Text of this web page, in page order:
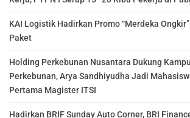
KAI Logistik Hadirkan Promo “Merdeka
Paket
Holding Perkebunan Nusantara Dukung
Perkebunan, Arya Sandhiyudha Jadi
Pertama Magister ITSI
Hadirkan BRIF Sunday Auto Corner, BRI